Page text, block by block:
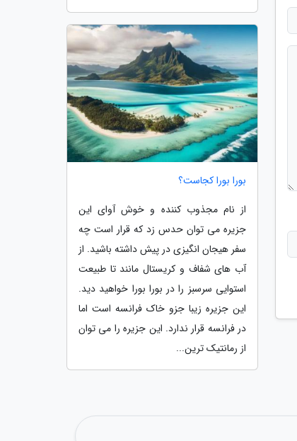
بورا بورا کجاست؟
از نام مجذوب کننده و خوش آوای این
جزیره می توان حدس زد که قرار است چه
سفر هیجان انگیزی در پیش داشته باشید. از
آب های شفاف و کریستال مانند تا طبیعت
استوایی سرسبز را در بورا بورا خواهید دید.
این جزیره زیبا جزو خاک فرانسه است اما
در فرانسه قرار ندارد. این جزیره را می توان
از رمانتیک ترین...